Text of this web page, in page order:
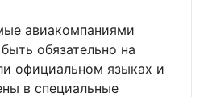
авиакомпаниями
обязательно на
официальном языках и
в специальные